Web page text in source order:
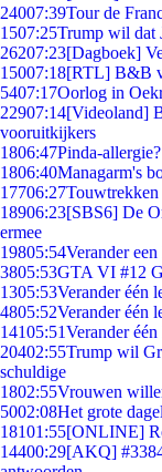
24007:39Tour de
1507:25Trump wil dat
26207:23[Dagboek]
15007:18[RTL] B&B
5407:17Oorlog in
22907:14[Videoland]
vooruitkijkers
1806:47Pinda-
1806:40Managarm's
17706:27
18906:23[SBS6] De
ermee
19805:54Verander
3805:53GTA VI #12
1305:53Verander één
4805:52Verander één
14105:51Verander
20402:55Trump wil
schuldige
1802:55Vrouwen
5002:08Het grote
18101:55[ONLINE]
14400:29[AKQ]